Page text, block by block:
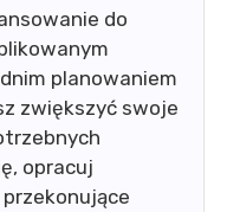
do
planowaniem
zwiększyć swoje
opracuj